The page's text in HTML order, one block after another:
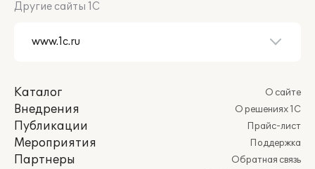
Другие сайты 1С
Каталог
Внедрения
Публикации
Мероприятия
Партнеры
О сайте
О решениях 1С
Прайс-лист
Поддержка
Обратная связь